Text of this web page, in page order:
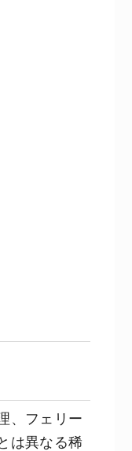
、フェリー
は異なる稀